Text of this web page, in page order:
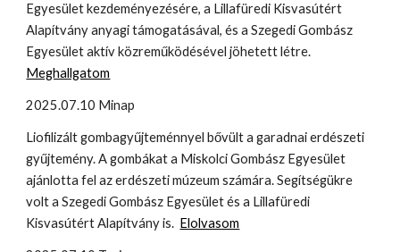
Egyesület kezdeményezésére, a Lillafüredi Kisvasútért
Alapítvány anyagi támogatásával, és a Szegedi Gombász
Egyesület aktív közreműködésével jöhetett létre.
Meghallgatom
2025.07.10 Minap
Liofilizált gombagyűjteménnyel bővült a garadnai erdészeti
gyűjtemény. A gombákat a Miskolci Gombász Egyesület
ajánlotta fel az erdészeti múzeum számára. Segítségükre
volt a Szegedi Gombász Egyesület és a Lillafüredi
Kisvasútért Alapítvány is. Elolvasom